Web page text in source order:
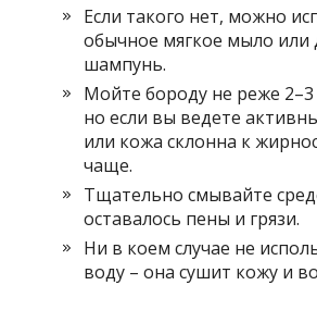
Если такого нет, можно
обычное мягкое мыло или
шампунь.
Мойте бороду не реже
но если вы ведете
или кожа склонна к
чаще.
Тщательно смывайте
оставалось пены и грязи.
Ни в коем случае не
воду – она сушит кожу и